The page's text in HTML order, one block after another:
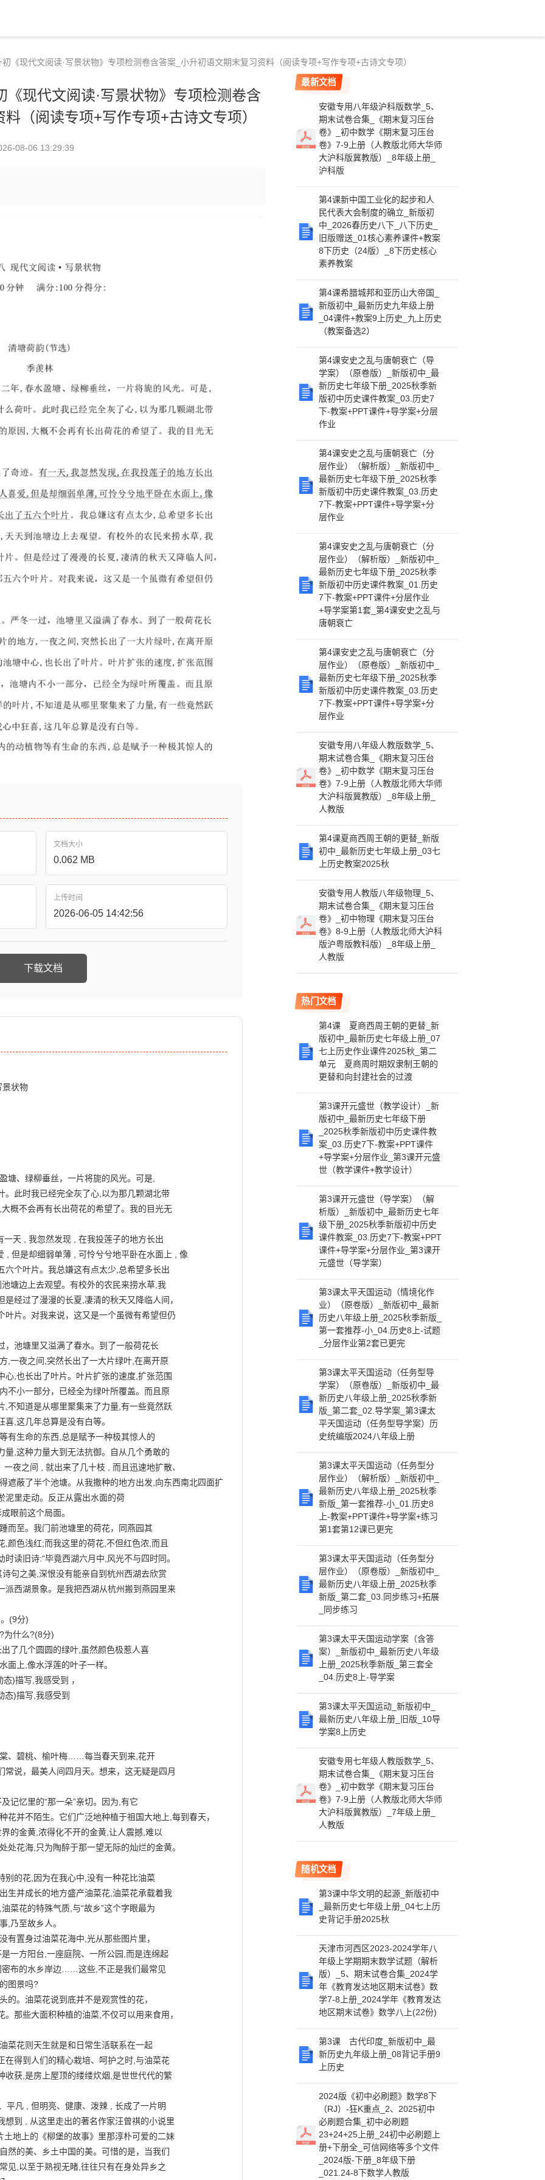
《现代文阅读·写景状物》专项检测卷含答案_小升初语文期末复习资料（阅读专项+写作专项+古诗文专项）
现代文阅读·写景状物》专项检测卷含
（阅读专项+写作专项+古诗文专项）
08-06 13:29:39
文档大小
0.062 MB
上传时间
2026-06-05 14:42:56
下载文档
、绿柳垂丝，一片将旎的风光。可是,
。此时我已经完全灰了心,以为那几颗湖北带
概不会再有长出荷花的希望了。我的目光无
天 , 我忽然发现 , 在我投莲子的地方长出
, 但是却细弱单薄 , 可怜兮兮地平卧在水面上 , 像
六个叶片。我总嫌这有点太少,总希望多长出
塘边上去观望。有校外的农民来捞水草,我
经过了漫漫的长夏,凄清的秋天又降临人间，
叶片。对我来说，这又是一个虽微有希望但仍
池塘里又溢满了春水。到了一般荷花长
,一夜之间,突然长出了一大片绿叶,在离开原
,也长出了叶片。叶片扩张的速度,扩张范围
不小一部分，已经全为绿叶所覆盖。而且原
,不知道是从哪里聚集来了力量,有一些竟然跃
,这几年总算是没有白等。
有生命的东西,总是赋予一种极其惊人的
量,这种力量大到无法抗御。自从几个勇敢的
夜之间 , 就出来了几十枝 , 而且迅速地扩散、
遮蔽了半个池塘。从我撒种的地方出发,向东西南北四面扩
泥里走动。反正从露出水面的荷
眼前这个局面。
而至。我门前池塘里的荷花，同燕园其
颜色浅红;而我这里的荷花,不但红色浓,而且
读旧诗:“毕竟西湖六月中,风光不与四时同。
句之美,深恨没有能亲自到杭州西湖去欣赏
派西湖景象。是我把西湖从杭州搬到燕园里来
(9分)
为什么?(8分)
了几个圆圆的绿叶,虽然颜色极惹人喜
面上,像水浮莲的叶子一样。
)描写,我感受到 ，
态)描写,我感受到
、碧桃、榆叶梅……每当春天到来,花开
说，最美人间四月天。想来，这无疑是四月
记忆里的“那一朵”亲切。因为,有它
并不陌生。它们广泛地种植于祖国大地上,每到春天，
的金黄,浓得化不开的金黄,让人震撼,难以
处花海,只为陶醉于那一望无际的灿烂的金黄。
的花,因为在我心中,没有一种花比油菜
生并成长的地方盛产油菜花,油菜花承载着我
菜花的特殊气质,与“故乡”这个字眼最为
,乃至故乡人。
置身过油菜花海中,光从那些图片里，
一方阳台,一座庭院、一所公园,而是连绵起
密布的水乡岸边……这些,不正是我们最常见
图景吗?
。油菜花说到底并不是观赏性的花，
那些大面积种植的油菜,不仅可以用来食用，
菜花则天生就是和日常生活联系在一起
在得到人们的精心栽培、呵护之时,与油菜花
收获,是房上屋顶的缕缕炊烟,是世世代代的繁
凡 , 但明亮、健康、泼辣 , 长成了一片明
想到 , 从这里走出的著名作家汪曾祺的小说里
地上的《柳堡的故事》里那淳朴可爱的二妹
然的美、乡土中国的美。可惜的是，当我们
见,以至于熟视无睹,往往只有在身处异乡之
最新文档
安徽专用八年级沪科版数学_5、
期末试卷合集_《期末复习压台
卷》_初中数学《期末复习压台
卷》7-9上册（人教版北师大华师
大沪科版冀教版）_8年级上册_
沪科版
第4课新中国工业化的起步和人
民代表大会制度的确立_新版初
中_2026春历史八下_八下历史_
旧版赠送_01核心素养课件+教案
8下历史（24版）_8下历史核心
素养教案
第4课希腊城邦和亚历山大帝国_
新版初中_最新历史九年级上册
_04课件+教案9上历史_九上历史
（教案备选2）
第4课安史之乱与唐朝衰亡（导
学案）（原卷版）_新版初中_最
新历史七年级下册_2025秋季新
版初中历史课件教案_03.历史7
下-教案+PPT课件+导学案+分层
作业
第4课安史之乱与唐朝衰亡（分
层作业）（解析版）_新版初中_
最新历史七年级下册_2025秋季
新版初中历史课件教案_03.历史
7下-教案+PPT课件+导学案+分
层作业
第4课安史之乱与唐朝衰亡（分
层作业）（解析版）_新版初中_
最新历史七年级下册_2025秋季
新版初中历史课件教案_01.历史
7下-教案+PPT课件+分层作业
+导学案第1套_第4课安史之乱与
唐朝衰亡
第4课安史之乱与唐朝衰亡（分
层作业）（原卷版）_新版初中_
最新历史七年级下册_2025秋季
新版初中历史课件教案_03.历史
7下-教案+PPT课件+导学案+分
层作业
安徽专用八年级人教版数学_5、
期末试卷合集_《期末复习压台
卷》_初中数学《期末复习压台
卷》7-9上册（人教版北师大华师
大沪科版冀教版）_8年级上册_
人教版
第4课夏商西周王朝的更替_新版
初中_最新历史七年级上册_03七
上历史教案2025秋
安徽专用人教版八年级物理_5、
期末试卷合集_《期末复习压台
卷》_初中物理《期末复习压台
卷》8-9上册（人教版北师大沪科
版沪粤版教科版）_8年级上册_
人教版
热门文档
第4课 夏商西周王朝的更替_新
版初中_最新历史七年级上册_07
七上历史作业课件2025秋_第二
单元 夏商周时期奴隶制王朝的
更替和向封建社会的过渡
第3课开元盛世（教学设计）_新
版初中_最新历史七年级下册
_2025秋季新版初中历史课件教
案_03.历史7下-教案+PPT课件
+导学案+分层作业_第3课开元盛
世（教学课件+教学设计）
第3课开元盛世（导学案）（解
析版）_新版初中_最新历史七年
级下册_2025秋季新版初中历史
课件教案_03.历史7下-教案+PPT
课件+导学案+分层作业_第3课开
元盛世（导学案）
第3课太平天国运动（情境化作
业）（原卷版）_新版初中_最新
历史八年级上册_2025秋季新版_
第一套推荐-小_04.历史8上-试题
_分层作业第2套已更完
第3课太平天国运动（任务型导
学案）（原卷版）_新版初中_最
新历史八年级上册_2025秋季新
版_第二套_02.导学案_第3课太
平天国运动（任务型导学案）历
史统编版2024八年级上册
第3课太平天国运动（任务型分
层作业）（解析版）_新版初中_
最新历史八年级上册_2025秋季
新版_第一套推荐-小_01.历史8
上-教案+PPT课件+导学案+练习
第1套第12课已更完
第3课太平天国运动（任务型分
层作业）（原卷版）_新版初中_
最新历史八年级上册_2025秋季
新版_第二套_03.同步练习+拓展
_同步练习
第3课太平天国运动学案（含答
案）_新版初中_最新历史八年级
上册_2025秋季新版_第三套全
_04.历史8上-导学案
第3课太平天国运动_新版初中_
最新历史八年级上册_旧版_10导
学案8上历史
安徽专用七年级人教版数学_5、
期末试卷合集_《期末复习压台
卷》_初中数学《期末复习压台
卷》7-9上册（人教版北师大华师
大沪科版冀教版）_7年级上册_
人教版
随机文档
第3课中华文明的起源_新版初中
_最新历史七年级上册_04七上历
史背记手册2025秋
天津市河西区2023-2024学年八
年级上学期期末数学试题（解析
版）_5、期末试卷合集_2024学
年《教育发达地区期末试卷》数
学7-8上册_2024学年《教育发达
地区期末试卷》数学八上(22份)
第3课 古代印度_新版初中_最
新历史九年级上册_08背记手册9
上历史
2024版《初中必刷题》数学8下
（RJ）-狂K重点_2、2025初中
必刷题合集_初中必刷题
23+24+25上册_24初中必刷题上
册+下册全_可信网络等多个文件
_2024版-下册_8年级下册
_021.24-8下数学人教版